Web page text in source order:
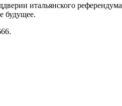
итальянского референдума
будущее.